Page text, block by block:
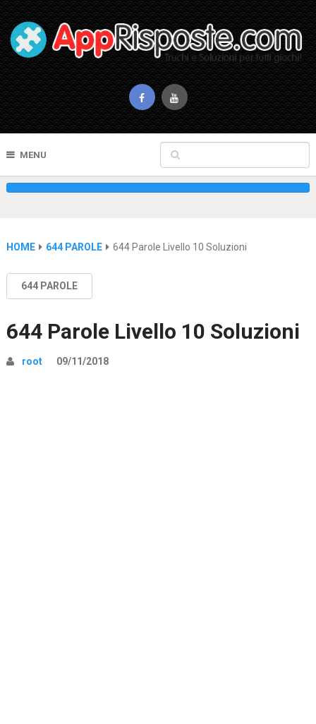
MENU
HOME 644 PAROLE 644 Parole Livello 10 Soluzioni
644 PAROLE
644 Parole Livello 10 Soluzioni
root 09/11/2018